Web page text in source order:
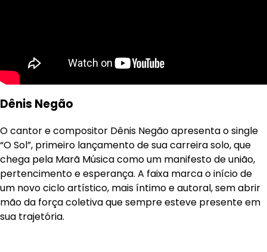
Dênis Negão
O cantor e compositor Dênis Negão apresenta o single
“O Sol”, primeiro lançamento de sua carreira solo, que
chega pela Marã Música como um manifesto de união,
pertencimento e esperança. A faixa marca o início de
um novo ciclo artístico, mais íntimo e autoral, sem abrir
mão da força coletiva que sempre esteve presente em
sua trajetória.